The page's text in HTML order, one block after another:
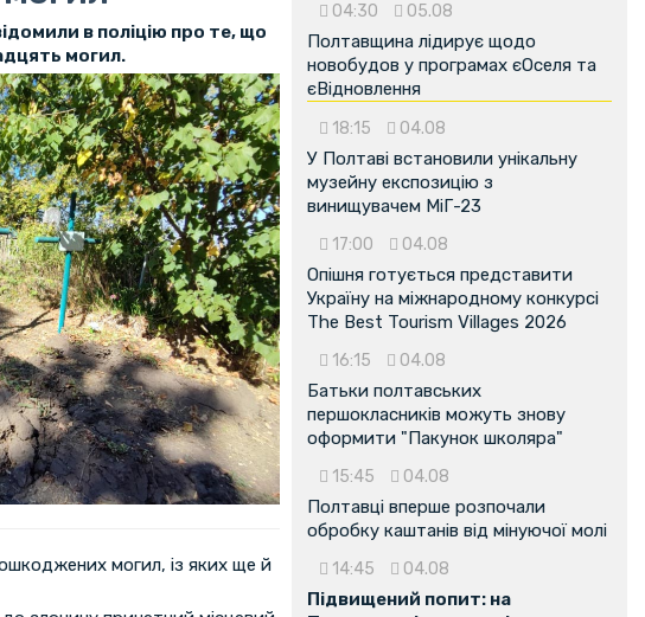
в поліцію про те, що
могил.
могил, із яких ще й
04:30 05.08
Полтавщина лідирує щодо
новобудов у програмах єОселя та
єВідновлення
18:15 04.08
У Полтаві встановили унікальну
музейну експозицію з
винищувачем МіГ-23
17:00 04.08
Опішня готується представити
Україну на міжнародному конкурсі
The Best Tourism Villages 2026
16:15 04.08
Батьки полтавських
першокласників можуть знову
оформити "Пакунок школяра"
15:45 04.08
Полтавці вперше розпочали
обробку каштанів від мінуючої молі
14:45 04.08
Підвищений попит: на